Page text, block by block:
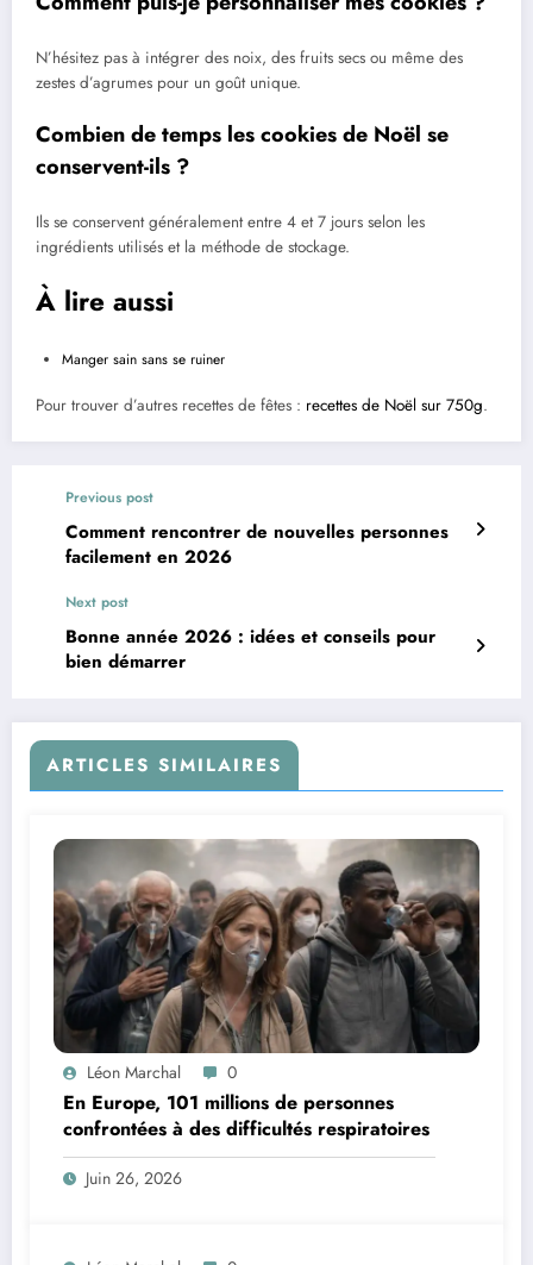
N’hésitez pas à intégrer des noix, des fruits secs ou même des
zestes d’agrumes pour un goût unique.
Combien de temps les cookies de Noël se
conservent-ils ?
Ils se conservent généralement entre 4 et 7 jours selon les
ingrédients utilisés et la méthode de stockage.
À lire aussi
Manger sain sans se ruiner
Pour trouver d’autres recettes de fêtes : recettes de Noël sur 750g.
Previous post
Comment rencontrer de nouvelles personnes
facilement en 2026
Next post
Bonne année 2026 : idées et conseils pour
bien démarrer
ARTICLES SIMILAIRES
Léon Marchal 0
En Europe, 101 millions de personnes
confrontées à des difficultés respiratoires
Juin 26, 2026